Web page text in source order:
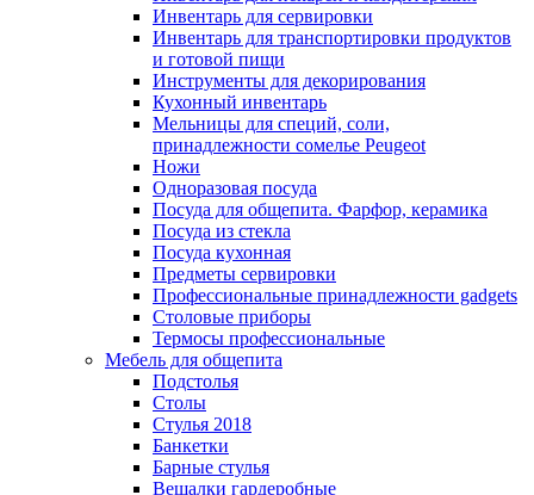
Инвентарь для сервировки
Инвентарь для транспортировки продуктов
и готовой пищи
Инструменты для декорирования
Кухонный инвентарь
Мельницы для специй, соли,
принадлежности сомелье Peugeot
Ножи
Одноразовая посуда
Посуда для общепита. Фарфор, керамика
Посуда из стекла
Посуда кухонная
Предметы сервировки
Профессиональные принадлежности gadgets
Столовые приборы
Термосы профессиональные
Мебель для общепита
Подстолья
Столы
Стулья 2018
Банкетки
Барные стулья
Вешалки гардеробные